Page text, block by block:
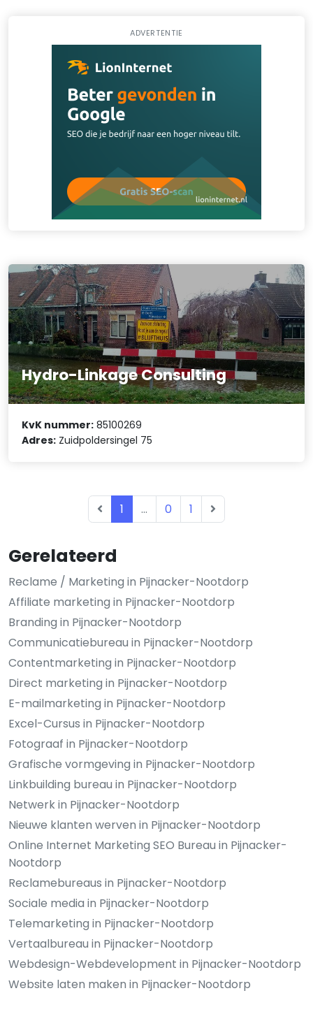
Gerelateerd
Reclame / Marketing in Pijnacker-Nootdorp
Affiliate marketing in Pijnacker-Nootdorp
Branding in Pijnacker-Nootdorp
Communicatiebureau in Pijnacker-Nootdorp
Contentmarketing in Pijnacker-Nootdorp
Direct marketing in Pijnacker-Nootdorp
E-mailmarketing in Pijnacker-Nootdorp
Excel-Cursus in Pijnacker-Nootdorp
Fotograaf in Pijnacker-Nootdorp
Grafische vormgeving in Pijnacker-Nootdorp
Linkbuilding bureau in Pijnacker-Nootdorp
Netwerk in Pijnacker-Nootdorp
Nieuwe klanten werven in Pijnacker-Nootdorp
Online Internet Marketing SEO Bureau in Pijnacker-
Nootdorp
Reclamebureaus in Pijnacker-Nootdorp
Sociale media in Pijnacker-Nootdorp
Telemarketing in Pijnacker-Nootdorp
Vertaalbureau in Pijnacker-Nootdorp
Webdesign-Webdevelopment in Pijnacker-Nootdorp
Website laten maken in Pijnacker-Nootdorp
ADVERTENTIE
Hydro-Linkage Consulting
KvK nummer: 85100269
Adres: Zuidpoldersingel 75
1 ... 0 1